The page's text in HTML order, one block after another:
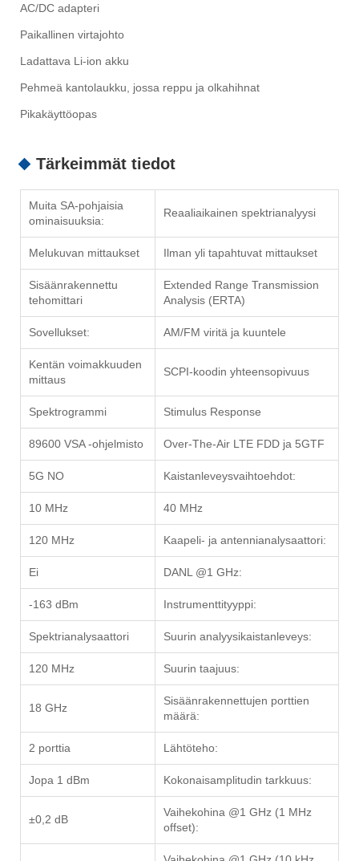
AC/DC adapteri
Paikallinen virtajohto
Ladattava Li-ion akku
Pehmeä kantolaukku, jossa reppu ja olkahihnat
Pikakäyttöopas
Tärkeimmät tiedot
Muita SA-pohjaisia ​​
ominaisuuksia:
Reaaliaikainen spektrianalyysi
Melukuvan mittaukset Ilman yli tapahtuvat mittaukset
Sisäänrakennettu
tehomittari
Extended Range Transmission
Analysis (ERTA)
Sovellukset: AM/FM viritä ja kuuntele
Kentän voimakkuuden
mittaus
SCPI-koodin yhteensopivuus
Spektrogrammi Stimulus Response
89600 VSA -ohjelmisto Over-The-Air LTE FDD ja 5GTF
5G NO Kaistanleveysvaihtoehdot:
10 MHz 40 MHz
120 MHz Kaapeli- ja antennianalysaattori:
Ei DANL @1 GHz:
-163 dBm Instrumenttityyppi:
Spektrianalysaattori Suurin analyysikaistanleveys:
120 MHz Suurin taajuus:
18 GHz
Sisäänrakennettujen porttien
määrä:
2 porttia Lähtöteho:
Jopa 1 dBm Kokonaisamplitudin tarkkuus:
±0,2 dB
Vaihekohina @1 GHz (1 MHz
offset):